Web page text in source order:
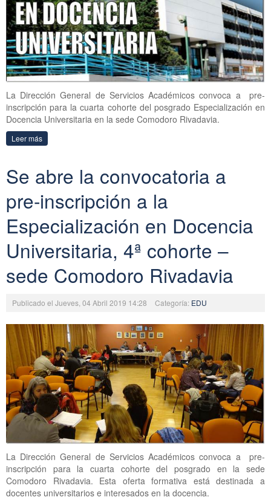
La Dirección General de Servicios Académicos convoca a pre-
inscripción para la cuarta cohorte del posgrado Especialización en
Docencia Universitaria en la sede Comodoro Rivadavia.
Leer más
Se abre la convocatoria a
pre-inscripción a la
Especialización en Docencia
Universitaria, 4ª cohorte –
sede Comodoro Rivadavia
Publicado el Jueves, 04 Abril 2019 14:28 Categoría: EDU
La Dirección General de Servicios Académicos convoca a pre-
inscripción para la cuarta cohorte del posgrado en la sede
Comodoro Rivadavia. Esta oferta formativa está destinada a
docentes universitarios e interesados en la docencia.